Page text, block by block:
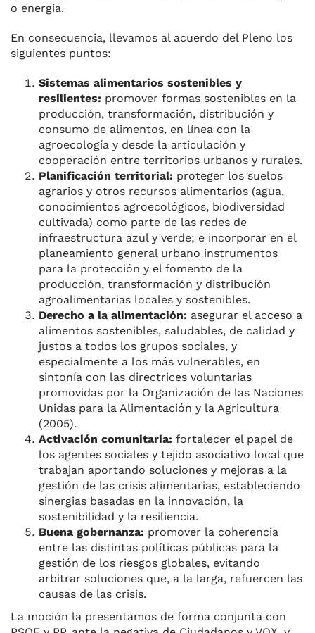
o energía.
En consecuencia, llevamos al acuerdo del Pleno los
siguientes puntos:
Sistemas alimentarios sostenibles y
resilientes: promover formas sostenibles en la
producción, transformación, distribución y
consumo de alimentos, en línea con la
agroecología y desde la articulación y
cooperación entre territorios urbanos y rurales.
Planificación territorial: proteger los suelos
agrarios y otros recursos alimentarios (agua,
conocimientos agroecológicos, biodiversidad
cultivada) como parte de las redes de
infraestructura azul y verde; e incorporar en el
planeamiento general urbano instrumentos
para la protección y el fomento de la
producción, transformación y distribución
agroalimentarias locales y sostenibles.
Derecho a la alimentación: asegurar el acceso a
alimentos sostenibles, saludables, de calidad y
justos a todos los grupos sociales, y
especialmente a los más vulnerables, en
sintonía con las directrices voluntarias
promovidas por la Organización de las Naciones
Unidas para la Alimentación y la Agricultura
(2005).
Activación comunitaria: fortalecer el papel de
los agentes sociales y tejido asociativo local que
trabajan aportando soluciones y mejoras a la
gestión de las crisis alimentarias, estableciendo
sinergias basadas en la innovación, la
sostenibilidad y la resiliencia.
Buena gobernanza: promover la coherencia
entre las distintas políticas públicas para la
gestión de los riesgos globales, evitando
arbitrar soluciones que, a la larga, refuercen las
causas de las crisis.
La moción la presentamos de forma conjunta con